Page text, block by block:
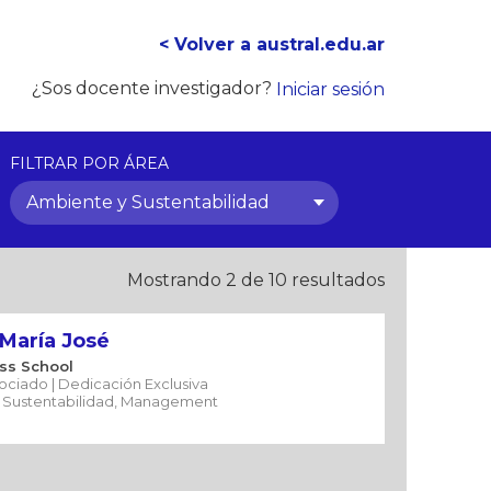
< Volver a austral.edu.ar
¿Sos docente investigador? Iniciar sesión
FILTRAR POR ÁREA
Ambiente y Sustentabilidad
Mostrando 2 de 10 resultados
José
School
| Dedicación Exclusiva
Management